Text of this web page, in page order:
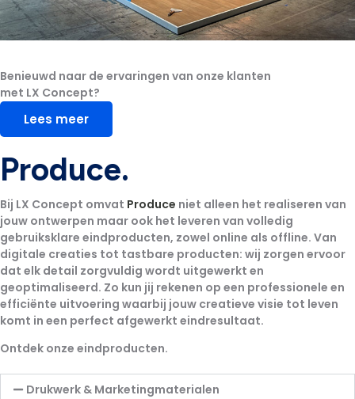
Benieuwd naar de ervaringen van onze klanten
met LX Concept?
Lees meer
Produce.
Bij LX Concept omvat Produce niet alleen het realiseren van
jouw ontwerpen maar ook het leveren van volledig
gebruiksklare eindproducten, zowel online als offline. Van
digitale creaties tot tastbare producten: wij zorgen ervoor
dat elk detail zorgvuldig wordt uitgewerkt en
geoptimaliseerd. Zo kun jij rekenen op een professionele en
efficiënte uitvoering waarbij jouw creatieve visie tot leven
komt in een perfect afgewerkt eindresultaat.
Ontdek onze eindproducten.
Drukwerk & Marketingmaterialen